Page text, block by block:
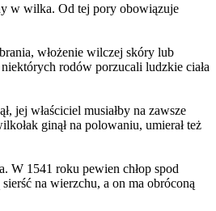
w wilka. Od tej pory obowiązuje
włożenie wilczej skóry lub
rodów porzucali ludzkie ciała
jej właściciel musiałby na zawsze
ginął na polowaniu, umierał też
W 1541 roku pewien chłop spod
na wierzchu, a on ma obróconą